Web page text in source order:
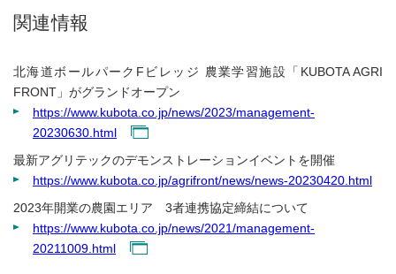
関連情報
北海道ボールパークFビレッジ 農業学習施設「KUBOTA AGRI
FRONT」がグランドオープン
https://www.kubota.co.jp/news/2023/management-
20230630.html
最新アグリテックのデモンストレーションイベントを開催
https://www.kubota.co.jp/agrifront/news/news-20230420.html
2023年開業の農園エリア 3者連携協定締結について
https://www.kubota.co.jp/news/2021/management-
20211009.html